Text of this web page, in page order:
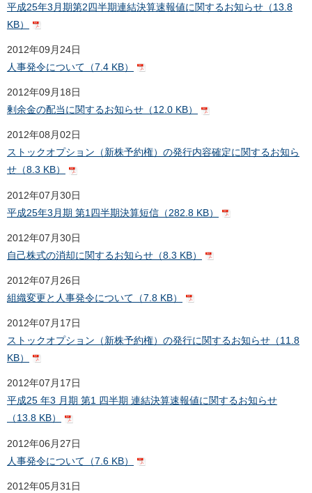
平成25年3月期第2四半期連結決算速報値に関するお知らせ（13.8
KB）
2012年09月24日
人事発令について（7.4 KB）
2012年09月18日
剰余金の配当に関するお知らせ（12.0 KB）
2012年08月02日
ストックオプション（新株予約権）の発行内容確定に関するお知ら
せ（8.3 KB）
2012年07月30日
平成25年3月期 第1四半期決算短信（282.8 KB）
2012年07月30日
自己株式の消却に関するお知らせ（8.3 KB）
2012年07月26日
組織変更と人事発令について（7.8 KB）
2012年07月17日
ストックオプション（新株予約権）の発行に関するお知らせ（11.8
KB）
2012年07月17日
平成25 年3 月期 第1 四半期 連結決算速報値に関するお知らせ
（13.8 KB）
2012年06月27日
人事発令について（7.6 KB）
2012年05月31日